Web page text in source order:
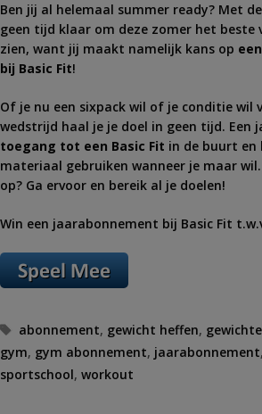
Ben jij al helemaal summer ready? Met
geen tijd klaar om deze zomer het beste
zien, want jij maakt namelijk kans op
bij Basic Fit!
Of je nu een sixpack wil of je conditie wil
wedstrijd haal je je doel in geen tijd. Een
toegang tot een Basic Fit in de buurt en
materiaal gebruiken wanneer je maar
op? Ga ervoor en bereik al je doelen!
Win een jaarabonnement bij Basic Fit
Tags
abonnement, gewicht heffen,
gym, gym abonnement, jaarabonnement,
sportschool, workout